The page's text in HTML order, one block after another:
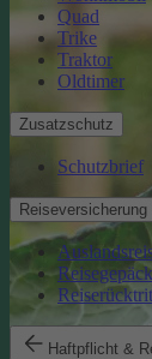
Quad
Trike
Traktor
Oldtimer
Zusatzschutz
Schutzbrief
Reiseversicherung
Reisegepäck
Haftpflicht &